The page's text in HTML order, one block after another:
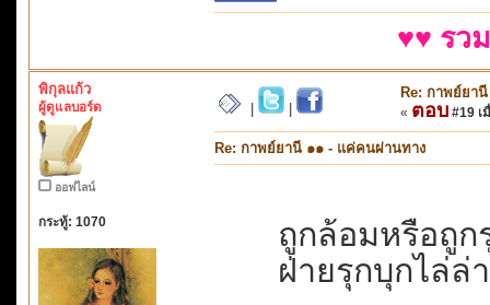
♥♥ รว
พิกุลแก้ว
ผู้ดูแลบอร์ด
ออฟไลน์
กระทู้: 1070
Re: กาพย์ยา
« ตอบ #19 เ
Re: กาพย์ยานี ๑๑ - แค่คนผ่านทาง
ถูกล้อมหรือถูก
ฝ่ายรุกบุกไล่ล่